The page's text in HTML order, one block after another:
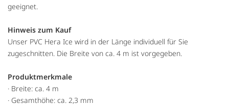
geeignet.
Hinweis zum Kauf
Unser PVC Hera Ice wird in der Länge individuell für Sie
zugeschnitten. Die Breite von ca. 4 m ist vorgegeben.
Produktmerkmale
· Breite: ca. 4 m
· Gesamthöhe: ca. 2,3 mm